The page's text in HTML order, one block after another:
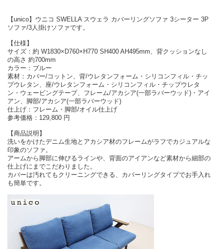
【unico】ウニコ SWELLA スウェラ カバーリングソファ 3シーター 3P
ソファ/3人掛けソファです。
【仕様】
サイズ：約 W1830×D760×H770 SH400 AH495mm、背クッションなし
の高さ 約700mm
カラー：ブルー
素材：カバー/コットン、背/ウレタンフォーム・シリコンフィル・チッ
プウレタン、座/ウレタンフォーム・シリコンフィル・チップウレタ
ン・ウェービングテープ、フレーム/アカシア(一部ラバーウッド)・アイ
アン、脚部/アカシア(一部ラバーウッド)
仕上げ：フレーム・脚部/オイル仕上げ
参考価格：129,800 円
【商品説明】
洗いをかけたデニム生地とアカシア材のフレームがラフでカジュアルな
印象のソファ。
アームから脚部に伸びるラインや、背面のアイアンなど素材から細部の
仕上げにまでこだわりました。
カバーは汚れてもクリーニングできる、カバーリングタイプでお手入れ
も簡単です。